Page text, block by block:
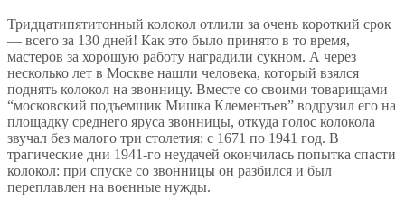
Тридцатипятитонный колокол отлили за очень короткий срок
— всего за 130 дней! Как это было принято в то время,
мастеров за хорошую работу наградили сукном. А через
несколько лет в Москве нашли человека, который взялся
поднять колокол на звонницу. Вместе со своими товарищами
“московский подъемщик Мишка Клементьев” водрузил его на
площадку среднего яруса звонницы, откуда голос колокола
звучал без малого три столетия: с 1671 по 1941 год. В
трагические дни 1941-го неудачей окончилась попытка спасти
колокол: при спуске со звонницы он разбился и был
переплавлен на военные нужды.